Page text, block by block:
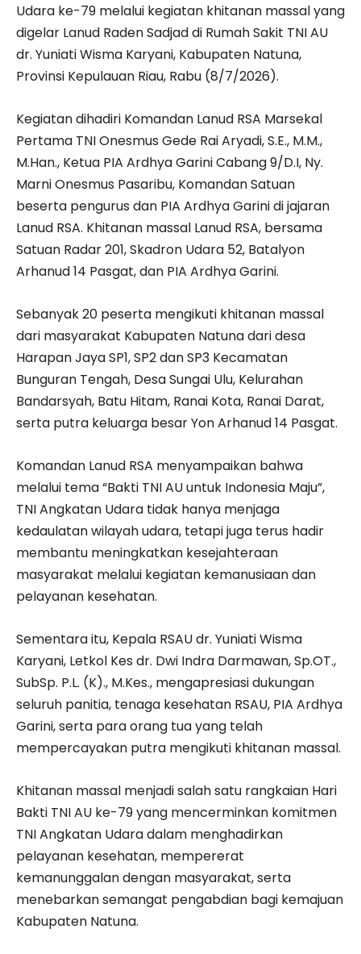
Udara ke-79 melalui kegiatan khitanan massal yang
digelar Lanud Raden Sadjad di Rumah Sakit TNI AU
dr. Yuniati Wisma Karyani, Kabupaten Natuna,
Provinsi Kepulauan Riau, Rabu (8/7/2026).
Kegiatan dihadiri Komandan Lanud RSA Marsekal
Pertama TNI Onesmus Gede Rai Aryadi, S.E., M.M.,
M.Han., Ketua PIA Ardhya Garini Cabang 9/D.I, Ny.
Marni Onesmus Pasaribu, Komandan Satuan
beserta pengurus dan PIA Ardhya Garini di jajaran
Lanud RSA. Khitanan massal Lanud RSA, bersama
Satuan Radar 201, Skadron Udara 52, Batalyon
Arhanud 14 Pasgat, dan PIA Ardhya Garini.
Sebanyak 20 peserta mengikuti khitanan massal
dari masyarakat Kabupaten Natuna dari desa
Harapan Jaya SP1, SP2 dan SP3 Kecamatan
Bunguran Tengah, Desa Sungai Ulu, Kelurahan
Bandarsyah, Batu Hitam, Ranai Kota, Ranai Darat,
serta putra keluarga besar Yon Arhanud 14 Pasgat.
Komandan Lanud RSA menyampaikan bahwa
melalui tema “Bakti TNI AU untuk Indonesia Maju”,
TNI Angkatan Udara tidak hanya menjaga
kedaulatan wilayah udara, tetapi juga terus hadir
membantu meningkatkan kesejahteraan
masyarakat melalui kegiatan kemanusiaan dan
pelayanan kesehatan.
Sementara itu, Kepala RSAU dr. Yuniati Wisma
Karyani, Letkol Kes dr. Dwi Indra Darmawan, Sp.OT.,
SubSp. P.L. (K)., M.Kes., mengapresiasi dukungan
seluruh panitia, tenaga kesehatan RSAU, PIA Ardhya
Garini, serta para orang tua yang telah
mempercayakan putra mengikuti khitanan massal.
Khitanan massal menjadi salah satu rangkaian Hari
Bakti TNI AU ke-79 yang mencerminkan komitmen
TNI Angkatan Udara dalam menghadirkan
pelayanan kesehatan, mempererat
kemanunggalan dengan masyarakat, serta
menebarkan semangat pengabdian bagi kemajuan
Kabupaten Natuna.